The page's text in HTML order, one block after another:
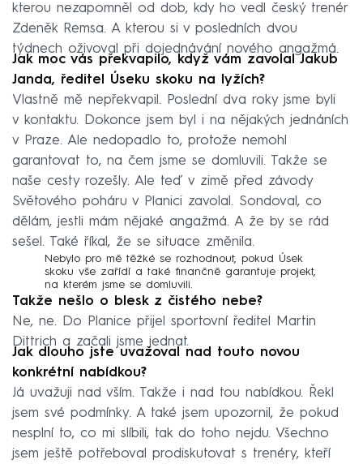
kterou nezapomněl od dob, kdy ho vedl český trenér
Zdeněk Remsa. A kterou si v posledních dvou
týdnech oživoval při dojednávání nového angažmá.
Jak moc vás překvapilo, když vám zavolal Jakub
Janda, ředitel Úseku skoku na lyžích?
Vlastně mě nepřekvapil. Poslední dva roky jsme byli
v kontaktu. Dokonce jsem byl i na nějakých jednáních
v Praze. Ale nedopadlo to, protože nemohl
garantovat to, na čem jsme se domluvili. Takže se
naše cesty rozešly. Ale teď v zimě před závody
Světového poháru v Planici zavolal. Sondoval, co
dělám, jestli mám nějaké angažmá. A že by se rád
sešel. Také říkal, že se situace změnila.
Nebylo pro mě těžké se rozhodnout, pokud Úsek
skoku vše zařídí a také finančně garantuje projekt,
na kterém jsme se domluvili.
Takže nešlo o blesk z čistého nebe?
Ne, ne. Do Planice přijel sportovní ředitel Martin
Dittrich a začali jsme jednat.
Jak dlouho jste uvažoval nad touto novou
konkrétní nabídkou?
Já uvažuji nad vším. Takže i nad tou nabídkou. Řekl
jsem své podmínky. A také jsem upozornil, že pokud
nesplní to, co mi slíbili, tak do toho nejdu. Všechno
jsem ještě potřeboval prodiskutovat s trenéry, kteří